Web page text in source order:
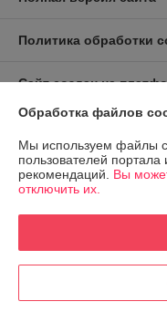
Политика обработки
Сайт создан на
Информация для
Индивидуальный
г.Минск, ул.Пономаренко 32,
Регистрационный номер
Регистрационный орган:
Дата регистрации
Обработка файлов
Мы используем файлы
пользователей
рекомендаций. Вы
отключить их.